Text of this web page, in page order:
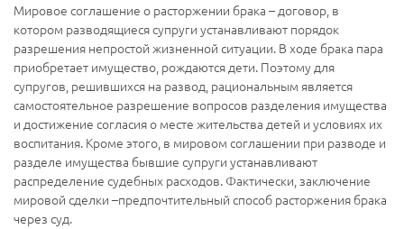
Мировое соглашение о расторжении брака – договор, в
котором разводящиеся супруги устанавливают порядок
разрешения непростой жизненной ситуации. В ходе брака пара
приобретает имущество, рождаются дети. Поэтому для
супругов, решившихся на развод, рациональным является
самостоятельное разрешение вопросов разделения имущества
и достижение согласия о месте жительства детей и условиях их
воспитания. Кроме этого, в мировом соглашении при разводе и
разделе имущества бывшие супруги устанавливают
распределение судебных расходов. Фактически, заключение
мировой сделки –предпочтительный способ расторжения брака
через суд.